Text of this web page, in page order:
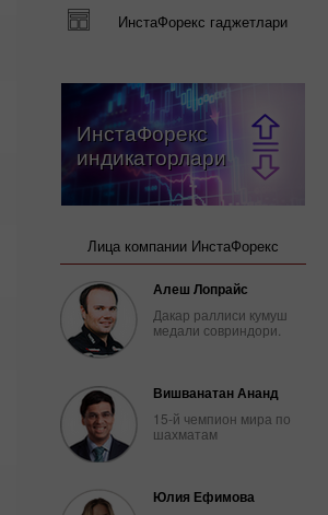
ИнстаФорекс гаджетлари
ИнстаФорекс
индикаторлари
Лица компании ИнстаФорекс
Алеш Лопрайс
Дакар раллиси кумуш
медали совриндори.
Вишванатан Ананд
15-й чемпион мира по
шахматам
Юлия Ефимова